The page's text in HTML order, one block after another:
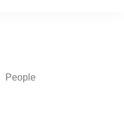
People